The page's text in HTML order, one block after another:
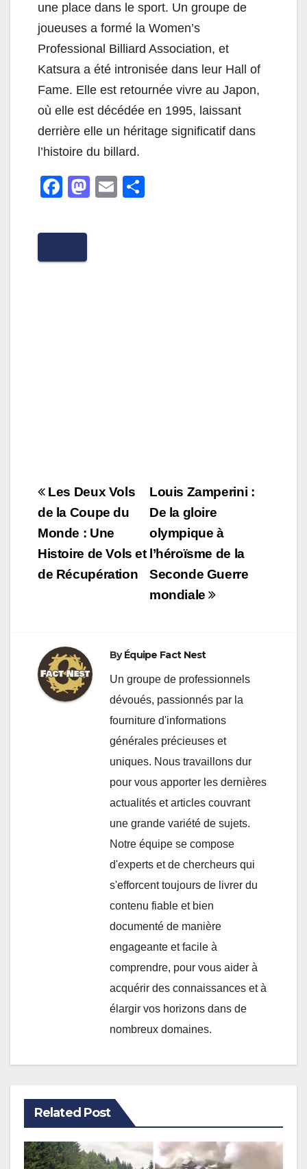
une place dans le sport. Un groupe de
joueuses a formé la Women’s
Professional Billiard Association, et
Katsura a été intronisée dans leur Hall of
Fame. Elle est retournée vivre au Japon,
où elle est décédée en 1995, laissant
derrière elle un héritage significatif dans
l’histoire du billard.
F
c
M
E
Navigation
de
l’article
Louis Zamperini :
De la gloire
olympique à
l’héroïsme de la
Seconde Guerre
mondiale
Les Deux Vols
de la Coupe du
Monde : Une
Histoire de Vols et
de Récupération
ByÉquipe Fact Nest
Un groupe de professionnels
dévoués, passionnés par la
fourniture d'informations
générales précieuses et
uniques. Nous travaillons dur
pour vous apporter les dernières
actualités et articles couvrant
une grande variété de sujets.
Notre équipe se compose
d'experts et de chercheurs qui
s'efforcent toujours de livrer du
contenu fiable et bien
documenté de manière
engageante et facile à
comprendre, pour vous aider à
acquérir des connaissances et à
élargir vos horizons dans de
nombreux domaines.
Related Post